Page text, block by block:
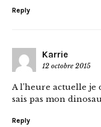
Reply
Karrie
12 octobre 2015
A l’heure actuelle je
sais pas mon
Reply